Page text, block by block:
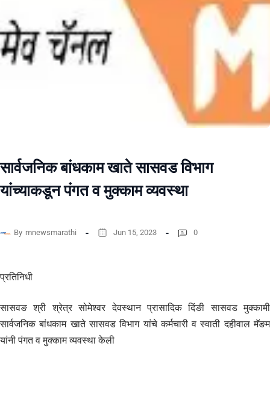
सार्वजनिक बांधकाम खाते सासवड विभाग
यांच्याकडून पंगत व मुक्काम व्यवस्था
By mnewsmarathi Jun 15, 2023 0
प्रतिनिधी
सासवङ श्री श्रेत्र सोमेश्वर देवस्थान प्रासादिक दिंङी सासवड मुक्कामी
सार्वजनिक बांधकाम खाते सासवड विभाग यांचे कर्मचारी व स्वाती दहीवाल मॅङम
यांनी पंगत व मुक्काम व्यवस्था केली